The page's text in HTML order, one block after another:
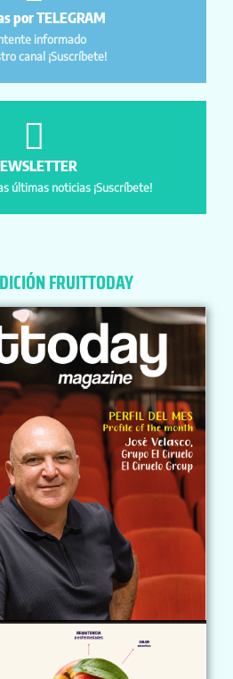
por TELEGRAM
informado
canal ¡Suscríbete!
últimas noticias ¡Suscríbete!
FRUITTODAY